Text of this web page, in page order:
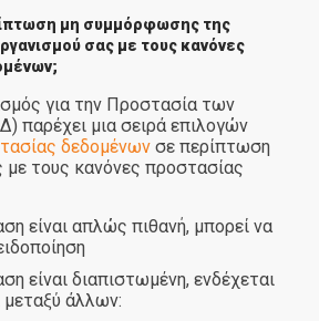
μη συμμόρφωσης της
σας με τους κανόνες
για την Προστασία των
παρέχει μια σειρά επιλογών
δεδομένων σε περίπτωση
τους κανόνες προστασίας
είναι απλώς πιθανή, μπορεί να
είναι διαπιστωμένη, ενδέχεται
μεταξύ άλλων: